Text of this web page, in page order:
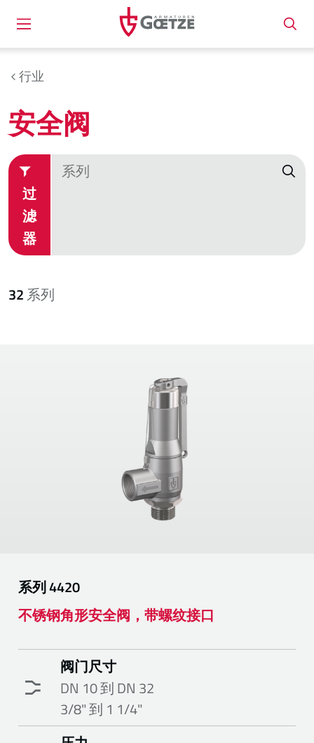
行业
安全阀
过
滤
器
32系列
系列4420
不锈钢角形安全阀，带螺纹接口
阀门尺寸
DN 10 到 DN 32
3/8" 到 1 1/4"